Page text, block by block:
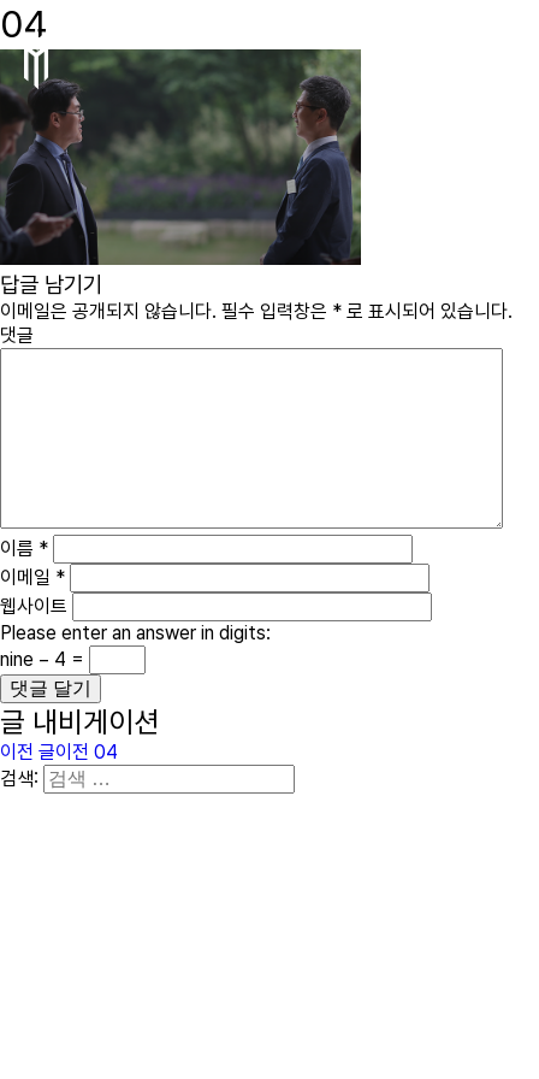
immcs,
Inc.
04
답글 남기기
이메일은 공개되지 않습니다. 필수 입력창은 * 로 표시되어 있습니다.
댓글
이름 *
이메일 *
웹사이트
Please enter an answer in digits:
nine − 4 =
글 내비게이션
이전 글이전 04
검색: